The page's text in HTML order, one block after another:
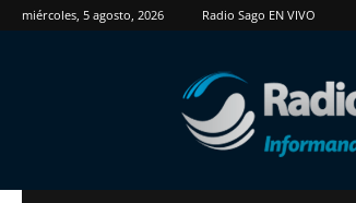
miércoles, 5 agosto, 2026 Radio Sago EN VIVO
RadioSago